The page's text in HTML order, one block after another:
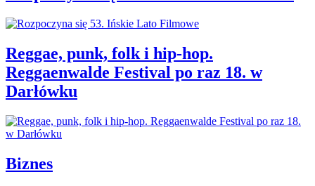
Reggae, punk, folk i hip-hop.
Reggaenwalde Festival po raz 18. w
Darłówku
Biznes